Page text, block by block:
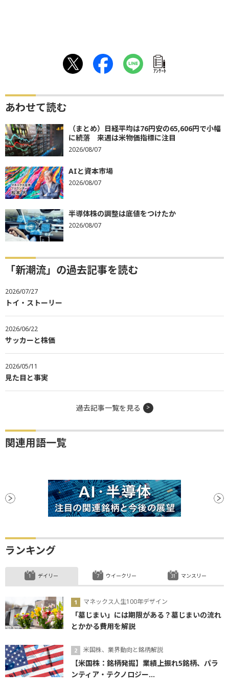
ｱﾝｹｰﾄ
あわせて読む
（まとめ）日経平均は76円安の65,606円で小幅
に続落 来週は米物価指標に注目
2026/08/07
AIと資本市場
2026/08/07
半導体株の調整は底値をつけたか
2026/08/07
「新潮流」の過去記事を読む
2026/07/27
トイ・ストーリー
2026/06/22
サッカーと株価
2026/05/11
見た目と事実
過去記事一覧を見る
関連用語一覧
ランキング
デイリー
マネックス人生100年デザイン
「墓じまい」には期限がある？墓じまいの流れ
とかかる費用を解説
米国株、業界動向と銘柄解説
【米国株：銘柄発掘】業績上振れ5銘柄、パラ
ンティア・テクノロジー...
ウイークリー マンスリー